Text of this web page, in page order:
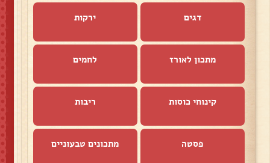
דגים ירקות
מתכון לאורז לחמים
קינוחי כוסות ריבות
פסטה מתכונים טבעוניים